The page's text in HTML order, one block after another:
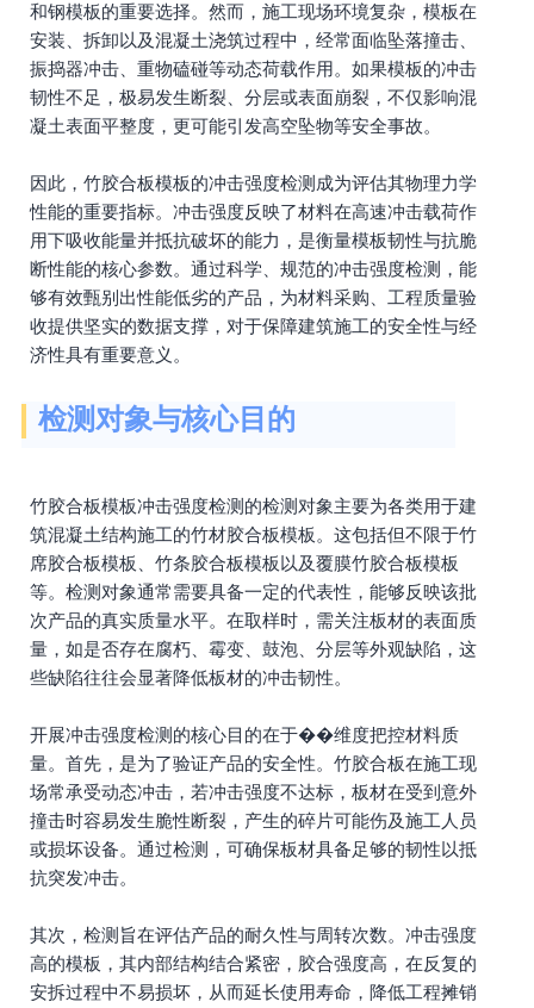
和钢模板的重要选择。然而，施工现场环境复杂，模板在
安装、拆卸以及混凝土浇筑过程中，经常面临坠落撞击、
振捣器冲击、重物磕碰等动态荷载作用。如果模板的冲击
韧性不足，极易发生断裂、分层或表面崩裂，不仅影响混
凝土表面平整度，更可能引发高空坠物等安全事故。
因此，竹胶合板模板的冲击强度检测成为评估其物理力学
性能的重要指标。冲击强度反映了材料在高速冲击载荷作
用下吸收能量并抵抗破坏的能力，是衡量模板韧性与抗脆
断性能的核心参数。通过科学、规范的冲击强度检测，能
够有效甄别出性能低劣的产品，为材料采购、工程质量验
收提供坚实的数据支撑，对于保障建筑施工的安全性与经
济性具有重要意义。
检测对象与核心目的
竹胶合板模板冲击强度检测的检测对象主要为各类用于建
筑混凝土结构施工的竹材胶合板模板。这包括但不限于竹
席胶合板模板、竹条胶合板模板以及覆膜竹胶合板模板
等。检测对象通常需要具备一定的代表性，能够反映该批
次产品的真实质量水平。在取样时，需关注板材的表面质
量，如是否存在腐朽、霉变、鼓泡、分层等外观缺陷，这
些缺陷往往会显著降低板材的冲击韧性。
开展冲击强度检测的核心目的在于��维度把控材料质
量。首先，是为了验证产品的安全性。竹胶合板在施工现
场常承受动态冲击，若冲击强度不达标，板材在受到意外
撞击时容易发生脆性断裂，产生的碎片可能伤及施工人员
或损坏设备。通过检测，可确保板材具备足够的韧性以抵
抗突发冲击。
其次，检测旨在评估产品的耐久性与周转次数。冲击强度
高的模板，其内部结构结合紧密，胶合强度高，在反复的
安拆过程中不易损坏，从而延长使用寿命，降低工程摊销